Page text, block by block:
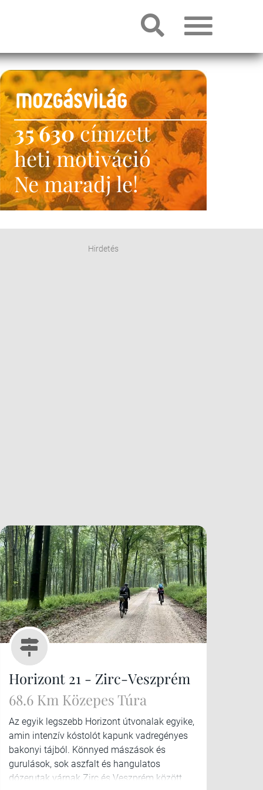
35 630címzett
heti motiváció
Ne maradj le!
Hirdetés
Horizont 21 - Zirc-Veszprém
68.6 Km Közepes Túra
Az egyik legszebb Horizont útvonalak egyike,
amin intenzív kóstolót kapunk vadregényes
bakonyi tájból. Könnyed mászások és
gurulások, sok aszfalt és hangulatos
dózerutak várnak Zirc és Veszprém között.